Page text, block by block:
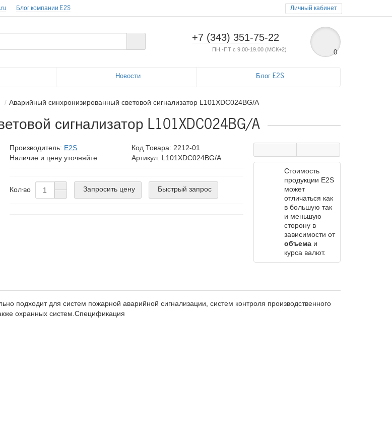
Личный кабинет
Блог компании E2S
+7 (343) 351-75-22
ПН.-ПТ с 9.00-19.00 (МСК+2) 0
Новости Блог E2S
Аварийный синхронизированный световой сигнализатор L101XDC024BG/A
сигнализатор L101XDC024BG/A
Производитель: E2S Код Товара: 2212-01
Наличие и цену уточняйте
Артикул: L101XDC024BG/A
Кол-во Запросить цену Быстрый запрос
Стоимость
продукции E2S
может
отличаться как
в большую так
и меньшую
сторону в
зависимости от
объемаи
курса валют.
подходит для систем пожарной аварийной сигнализации, систем контроля производственного
охранных систем.Спецификация